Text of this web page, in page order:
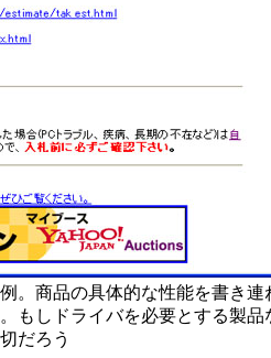
。商品の具体的な性能を書き連
もしドライバを必要とする製品
だろう